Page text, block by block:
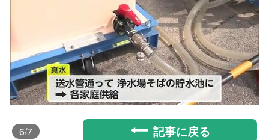
6/7 記事に戻る